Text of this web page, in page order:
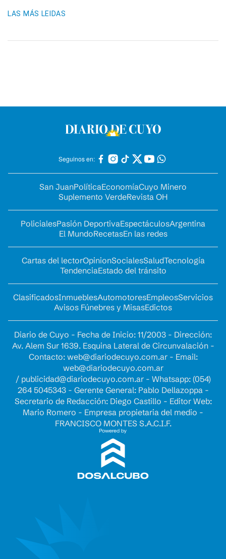
LAS MÁS LEIDAS
Seguinos en:
San JuanPolíticaEconomíaCuyo Minero
Suplemento VerdeRevista OH
PolicialesPasión DeportivaEspectáculosArgentina
El MundoRecetasEn las redes
Cartas del lectorOpinionSocialesSaludTecnología
TendenciaEstado del tránsito
ClasificadosInmueblesAutomotoresEmpleosServicios
Avisos Fúnebres y MisasEdictos
Diario de Cuyo - Fecha de Inicio: 11/2003 - Dirección:
Av. Alem Sur 1639. Esquina Lateral de Circunvalación -
Contacto: web@diariodecuyo.com.ar- Email:
web@diariodecuyo.com.ar
/ publicidad@diariodecuyo.com.ar- Whatsapp: (054)
264 5045343 - Gerente General: Pablo Dellazoppa -
Secretario de Redacción: Diego Castillo - Editor Web:
Mario Romero - Empresa propietaria del medio -
FRANCISCO MONTES S.A.C.I.F.